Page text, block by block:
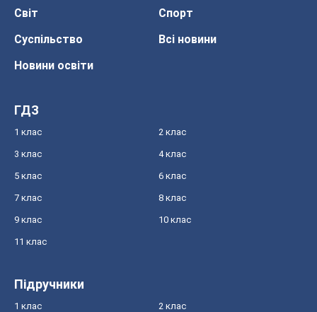
Світ
Спорт
Суспільство
Всі новини
Новини освіти
ГДЗ
1 клас 2 клас
3 клас 4 клас
5 клас 6 клас
7 клас 8 клас
9 клас 10 клас
11 клас
Підручники
1 клас 2 клас